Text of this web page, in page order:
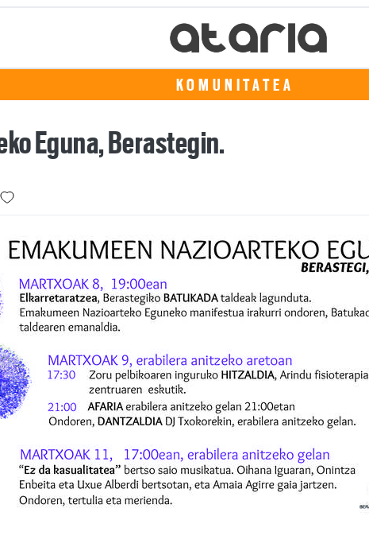
KOMUNITATEA
Eguna, Berastegin.